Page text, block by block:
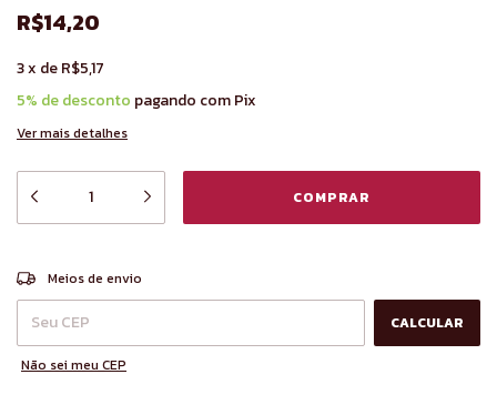
R$14,20
3x deR$5,17
5% de desconto pagando com Pix
Ver mais detalhes
Entregas para o CEP:
Meios de envio
CALCULAR
Não sei meu CEP